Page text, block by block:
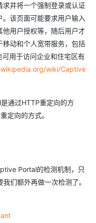
并将一个强制登录或认证
该页面可能要求用户输入
用户授权等，随后用户才
动和个人宽带服务，包括
用于访问企业和住宅区有
wiki/Captive
通过HTTP重定向的方
定向的方式。
Portal的检测机制，只
们额外再做一次检测了。